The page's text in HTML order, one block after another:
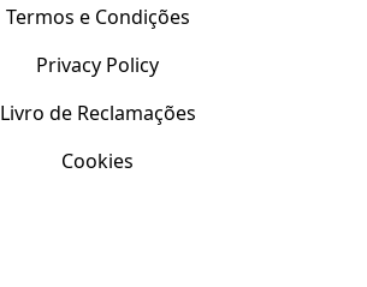
Termos e Condições
Privacy Policy
Livro de Reclamações
Cookies